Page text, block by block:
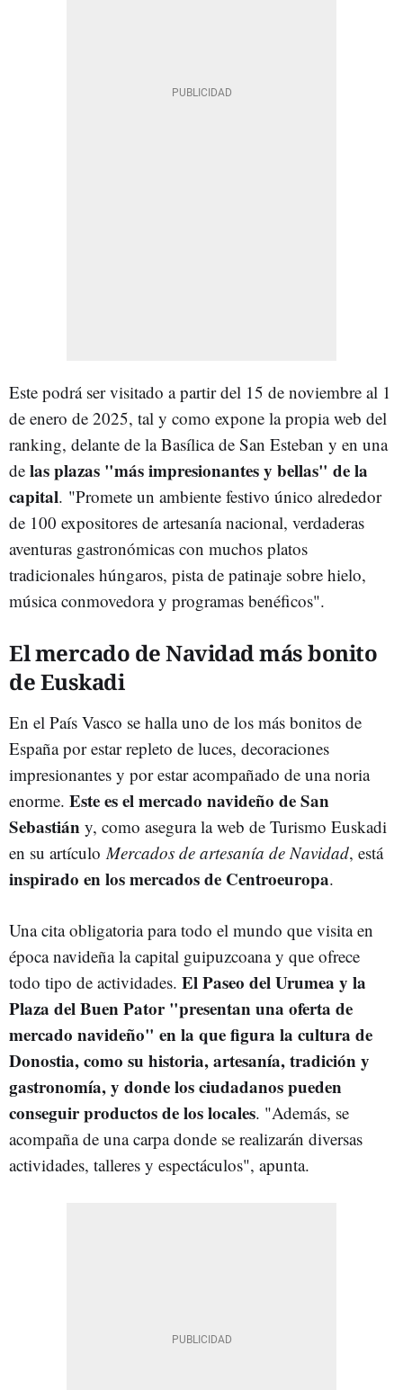
Este podrá ser visitado a partir del 15 de noviembre al 1
de enero de 2025, tal y como expone la propia web del
ranking, delante de la Basílica de San Esteban y en una
de las plazas "más impresionantes y bellas" de la
capital. "Promete un ambiente festivo único alrededor
de 100 expositores de artesanía nacional, verdaderas
aventuras gastronómicas con muchos platos
tradicionales húngaros, pista de patinaje sobre hielo,
música conmovedora y programas benéficos".
El mercado de Navidad más bonito
de Euskadi
En el País Vasco se halla uno de los más bonitos de
España por estar repleto de luces, decoraciones
impresionantes y por estar acompañado de una noria
enorme. Este es el mercado navideño de San
Sebastián y, como asegura la web de Turismo Euskadi
en su artículoMercados de artesanía de Navidad, está
inspirado en los mercados de Centroeuropa.
Una cita obligatoria para todo el mundo que visita en
época navideña la capital guipuzcoana y que ofrece
todo tipo de actividades. El Paseo del Urumea y la
Plaza del Buen Pator "presentan una oferta de
mercado navideño" en la que figura la cultura de
Donostia, como su historia, artesanía, tradición y
gastronomía, y donde los ciudadanos pueden
conseguir productos de los locales. "Además, se
acompaña de una carpa donde se realizarán diversas
actividades, talleres y espectáculos", apunta.